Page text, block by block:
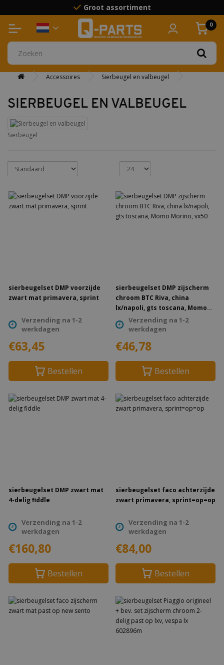
Groot assortiment
Boven 75 euro gratis verzending
0
Accessoires Sierbeugel en valbeugel
SIERBEUGEL EN VALBEUGEL
Sierbeugel
sierbeugelset DMP voorzijde
zwart mat primavera, sprint
Verzending na 1-2
werkdagen
€63,45
Bestellen
sierbeugelset DMP zijscherm
chroom BTC Riva, china
lx/napoli, gts toscana, Momo
Morino, vx50
Verzending na 1-2
werkdagen
€46,78
Bestellen
sierbeugelset DMP zwart mat
4-delig fiddle
Verzending na 1-2
werkdagen
€160,80
Bestellen
sierbeugelset faco achterzijde
zwart primavera, sprint=op=op
Verzending na 1-2
werkdagen
€84,00
Bestellen